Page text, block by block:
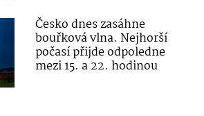
Česko dnes zasáhne
bouřková vlna. Nejhorší
počasí přijde odpoledne
mezi 15. a 22. hodinou